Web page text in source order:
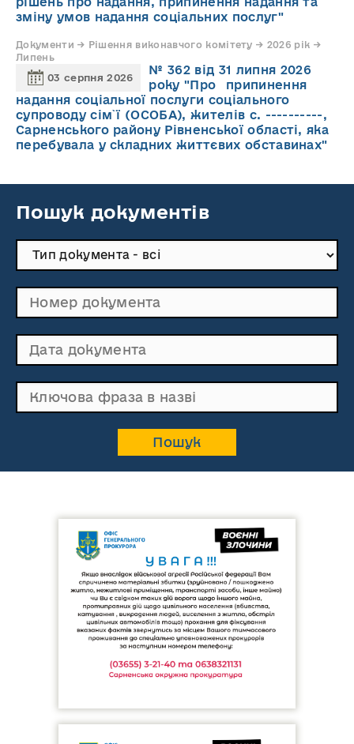
зміну умов надання соціальних послуг"
Документи → Рішення виконавчого комітету → 2026 рік →
Липень
03 серпня 2026
№ 362 від 31 липня 2026
року "Про припинення
надання соціальної послуги соціального
супроводу cім`ї (ОСОБА), жителів с. ----------,
Сарненського району Рівненської області, яка
перебувала у складних життєвих обставинах"
Пошук документів